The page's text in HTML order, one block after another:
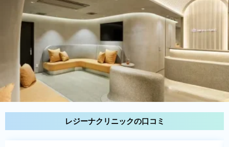
レジーナクリニックの口コミ